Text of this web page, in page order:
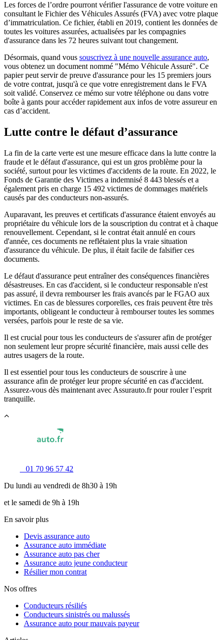
Les forces de l’ordre pourront vérifier l'assurance de votre voiture en
consultant le Fichier des Véhicules Assurés (FVA) avec votre plaque
d’immatriculation. Ce fichier, établi en 2019, contient les données de
toutes les voitures assurées, actualisées par les compagnies
d'assurance dans les 72 heures suivant tout changement.
Désormais, quand vous souscrivez à une nouvelle assurance auto,
vous obtenez un document nommé "Mémo Véhicule Assuré". Ce
papier peut servir de preuve d'assurance pour les 15 premiers jours
de votre contrat, jusqu'à ce que votre enregistrement dans le FVA
soit validé. Conservez ce mémo sur votre téléphone ou dans votre
boîte à gants pour accéder rapidement aux infos de votre assureur en
cas d’accident.
Lutte contre le défaut d’assurance
La fin de la carte verte est une mesure efficace dans la lutte contre la
fraude et le défaut d'assurance, qui est un gros problème pour la
société, surtout pour les victimes d'accidents de la route. En 2022, le
Fonds de Garantie des Victimes a indemnisé 8 443 blessés et a
également pris en charge 15 492 victimes de dommages matériels
causés par des conducteurs non-assurés.
Auparavant, les preuves et certificats d'assurance étaient envoyés au
propriétaire du véhicule lors de la souscription du contrat et à chaque
renouvellement. Cependant, si le contrat était annulé en cours
d'année, ces documents ne reflétaient plus la vraie situation
d'assurance du véhicule. De plus, il était facile de falsifier ces
documents.
Le défaut d'assurance peut entraîner des conséquences financières
désastreuses. En cas d'accident, si le conducteur responsable n'est
pas assuré, il devra rembourser les frais avancés par le FGAO aux
victimes. En cas de blessures corporelles, ces frais peuvent être très
importants, obligeant le conducteur à rembourser toutes les sommes
versées, parfois pour le reste de sa vie.
Il est crucial pour tous les conducteurs de s'assurer afin de protéger
non seulement leur propre sécurité financière, mais aussi celle des
autres usagers de la route.
Il est essentiel pour tous les conducteurs de souscrire à une
assurance afin de protéger leur propre sécurité en cas d'accident.
Assurez-vous dès maintenant avec Assurauto.fr pour rouler l’esprit
tranquille.
01 70 96 57 42
Du lundi au vendredi de 8h30 à 19h
et le samedi de 9h à 19h
En savoir plus
Devis assurance auto
Assurance auto immédiate
Assurance auto pas cher
Assurance auto jeune conducteur
Résilier mon contrat
Nos offres
Conducteurs résiliés
Conducteurs sinistrés ou malussés
Assurance auto pour mauvais payeur